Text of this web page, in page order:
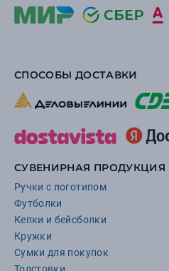
СПОСОБЫ ДОСТАВКИ
СУВЕНИРНАЯ ПРОДУКЦИЯ
Ручки с логотипом
Футболки
Кепки и бейсболки
Кружки
Сумки для покупок